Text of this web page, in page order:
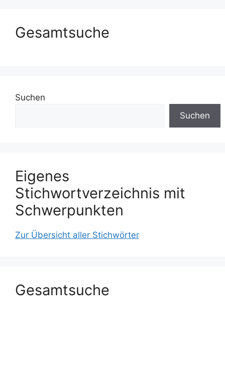
Gesamtsuche
Suchen
Suchen
Eigenes
Stichwortverzeichnis mit
Schwerpunkten
Zur Übersicht aller Stichwörter
Gesamtsuche